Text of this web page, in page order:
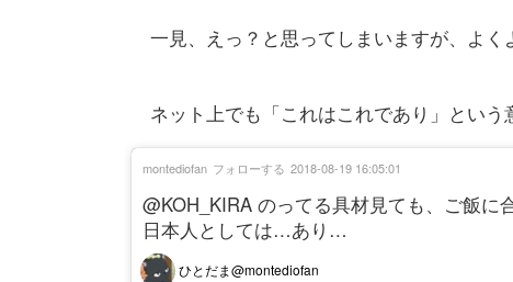
一見、えっ？と思ってしまいますが、よく
ネット上でも「これはこれであり」という
@KOH_KIRA のってる具材見ても、ご飯に
日本人としては…あり…
ひとだま@montediofan
montediofan フォローする 2018-08-19 16:05:01